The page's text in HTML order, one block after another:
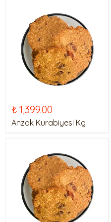
₺ 1,399.00
Anzak Kurabiyesi Kg